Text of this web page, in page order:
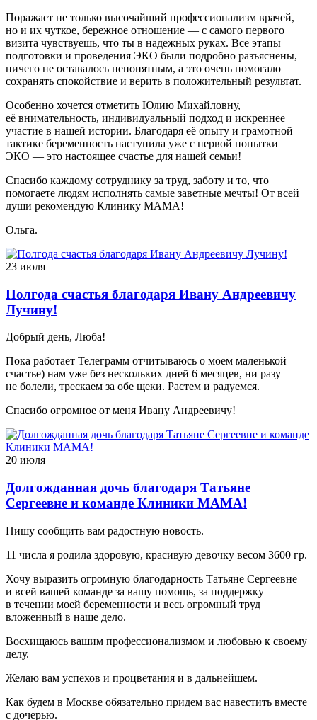
Поражает не только высочайший профессионализм врачей,
но и их чуткое, бережное отношение — с самого первого
визита чувствуешь, что ты в надежных руках. Все этапы
подготовки и проведения ЭКО были подробно разъяснены,
ничего не оставалось непонятным, а это очень помогало
сохранять спокойствие и верить в положительный результат.
Особенно хочется отметить Юлию Михайловну,
её внимательность, индивидуальный подход и искреннее
участие в нашей истории. Благодаря её опыту и грамотной
тактике беременность наступила уже с первой попытки
ЭКО — это настоящее счастье для нашей семьи!
Спасибо каждому сотруднику за труд, заботу и то, что
помогаете людям исполнять самые заветные мечты! От всей
души рекомендую Клинику МАМА!
Ольга.
23 июля
Полгода счастья благодаря Ивану Андреевичу
Лучину!
Добрый день, Люба!
Пока работает Телеграмм отчитываюсь о моем маленькой
счастье) нам уже без нескольких дней 6 месяцев, ни разу
не болели, трескаем за обе щеки. Растем и радуемся.
Спасибо огромное от меня Ивану Андреевичу!
20 июля
Долгожданная дочь благодаря Татьяне
Сергеевне и команде Клиники МАМА!
Пишу сообщить вам радостную новость.
11 числа я родила здоровую, красивую девочку весом 3600 гр.
Хочу выразить огромную благодарность Татьяне Сергеевне
и всей вашей команде за вашу помощь, за поддержку
в течении моей беременности и весь огромный труд
вложенный в наше дело.
Восхищаюсь вашим профессионализмом и любовью к своему
делу.
Желаю вам успехов и процветания и в дальнейшем.
Как будем в Москве обязательно придем вас навестить вместе
с дочерью.